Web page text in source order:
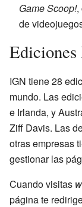
Game Scoop!,
de
Ediciones
IGN tiene 28
mundo. Las
e Irlanda, y
Ziff Davis. Las
otras empresas
gestionar las
Cuando visitas
página te